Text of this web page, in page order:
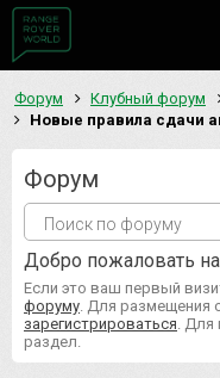
Форум Клубный форум
Новые правила сдачи
Форум
Добро пожаловать
Если это ваш первый
форуму . Для размещения
зарегистрироваться .
раздел.